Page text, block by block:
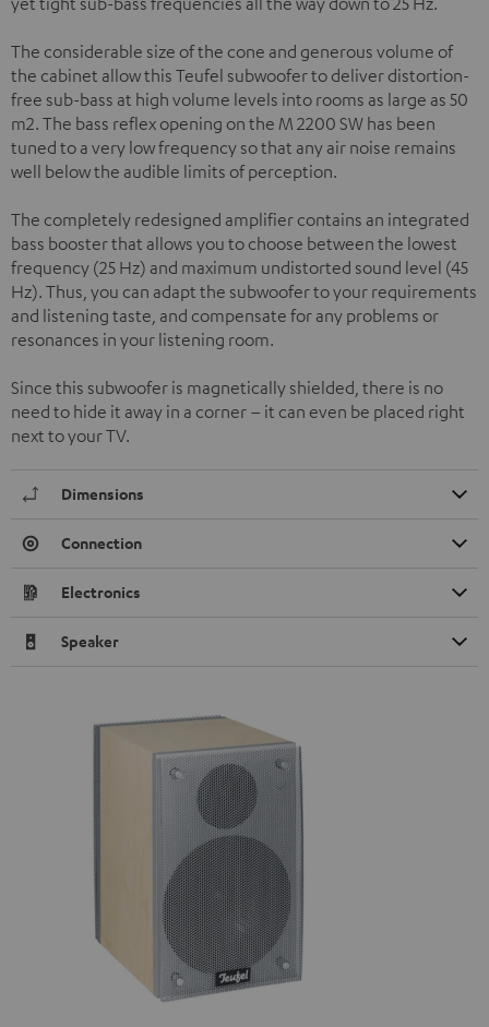
The considerable size of the cone and generous volume of
the cabinet allow this Teufel subwoofer to deliver distortion-
free sub-bass at high volume levels into rooms as large as 50
m2. The bass reflex opening on the M 2200 SW has been
tuned to a very low frequency so that any air noise remains
well below the audible limits of perception.
The completely redesigned amplifier contains an integrated
bass booster that allows you to choose between the lowest
frequency (25 Hz) and maximum undistorted sound level (45
Hz). Thus, you can adapt the subwoofer to your requirements
and listening taste, and compensate for any problems or
resonances in your listening room.
Since this subwoofer is magnetically shielded, there is no
need to hide it away in a corner – it can even be placed right
next to your TV.
Dimensions
Connection
Electronics
Speaker